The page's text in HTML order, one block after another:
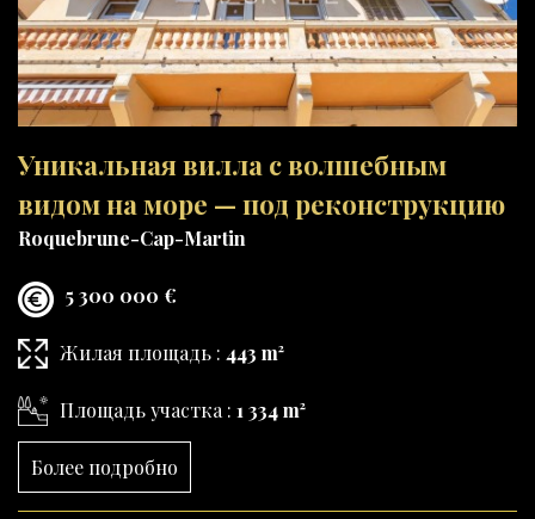
Уникальная вилла с волшебным
видом на море — под реконструкцию
Roquebrune-Cap-Martin
5 300 000 €
Жилая площадь : 443 m²
Площадь участка : 1 334 m²
Более подробно